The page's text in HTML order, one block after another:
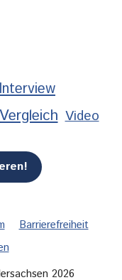
Video
Barrierefreiheit
2026